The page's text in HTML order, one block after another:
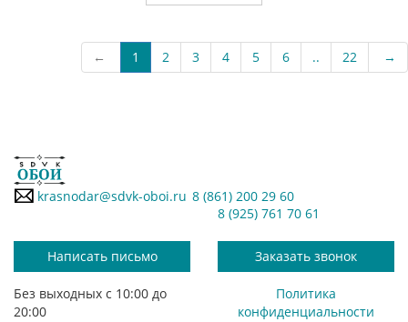
← 1 2 3 4 5 6 .. 22 →
krasnodar@sdvk-oboi.ru 8 (861) 200 29 60
8 (925) 761 70 61
Написать письмо Заказать звонок
Без выходных с 10:00 до
20:00
Политика
конфиденциальности